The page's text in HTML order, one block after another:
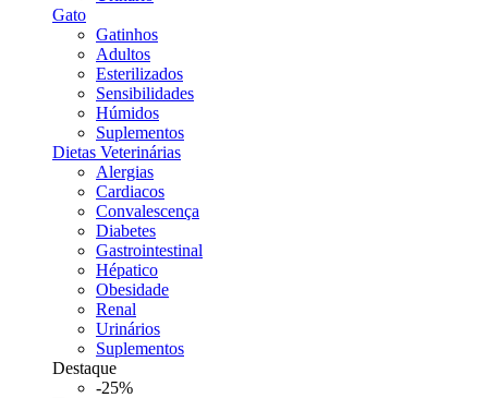
Gato
Gatinhos
Adultos
Esterilizados
Sensibilidades
Húmidos
Suplementos
Dietas Veterinárias
Alergias
Cardiacos
Convalescença
Diabetes
Gastrointestinal
Hépatico
Obesidade
Renal
Urinários
Suplementos
Destaque
-25%